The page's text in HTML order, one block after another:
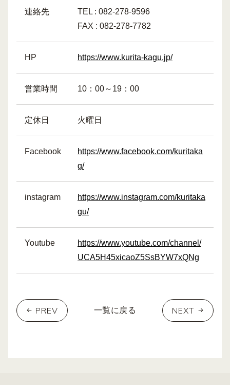
連絡先
TEL : 082-278-9596
FAX : 082-278-7782
HP https://www.kurita-kagu.jp/
営業時間 10：00～19：00
定休日 火曜日
Facebook
https://www.facebook.com/kuritaka
g/
instagram
https://www.instagram.com/kuritaka
gu/
Youtube
https://www.youtube.com/channel/
UCA5H45xicaoZ5SsBYW7xQNg
PREV 一覧に戻る NEXT